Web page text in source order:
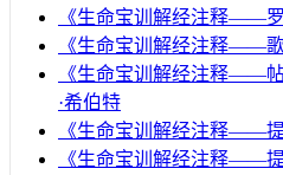
《生命宝训解经注释——
《生命宝训解经注释——
《生命宝训解经注释——
·希伯特
《生命宝训解经注释——
《生命宝训解经注释——